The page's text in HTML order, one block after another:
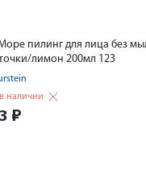
пилинг для лица без
лимон 200мл 123
наличии
₽